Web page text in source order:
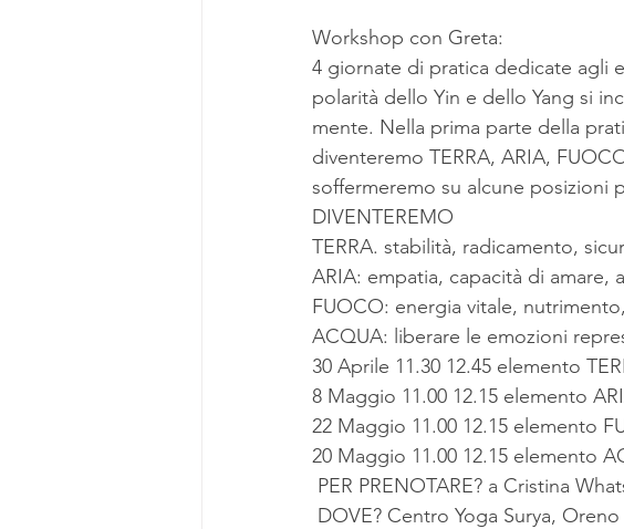
Workshop con Greta:
4 giornate di pratica dedicate agli
polarità dello Yin e dello Yang si
mente. Nella prima parte della
diventeremo TERRA, ARIA,
soffermeremo su alcune posizioni
DIVENTEREMO
TERRA. stabilità, radicamento,
ARIA: empatia, capacità di amare,
FUOCO: energia vitale,
ACQUA: liberare le emozioni
30 Aprile 11.30 12.45 elemento
8 Maggio 11.00 12.15 elemento
22 Maggio 11.00 12.15 elemento
20 Maggio 11.00 12.15 elemento
PER PRENOTARE? a Cristina
DOVE? Centro Yoga Surya,